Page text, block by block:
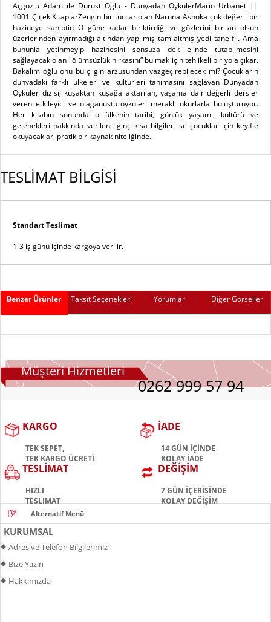
Açgözlü Adam ile Dürüst Oğlu - Dünyadan ÖykülerMario Urbanet ||
1001 Çiçek KitaplarZengin bir tüccar olan Naruna Ashoka çok değerli bir
hazineye sahiptir: O güne kadar biriktirdiği ve gözlerini bir an olsun
üzerlerinden ayırmadığı altından yapılmış tam altmış yedi tane fil. Ama
bununla yetinmeyip hazinesini sonsuza dek elinde tutabilmesini
sağlayacak olan "ölümsüzlük hırkasını” bulmak için tehlikeli bir yola çıkar.
Bakalım oğlu onu bu çılgın arzusundan vazgeçirebilecek mi? Çocukların
dünyadaki farklı ülkeleri ve kültürleri tanımasını sağlayan Dünyadan
Öyküler dizisi, kuşaktan kuşağa aktarılan, yaşama dair değerli dersler
veren etkileyici ve olağanüstü öyküleri meraklı okurlarla buluşturuyor.
Her kitabın sonunda o ülkenin tarihi, günlük yaşamı, kültürü ve
gelenekleri hakkında verilen ilginç kısa bilgiler ise çocuklar için keyifle
okuyacakları pratik bir kaynak niteliğinde.
TESLİMAT BİLGİSİ
Standart Teslimat
1-3 iş günü içinde kargoya verilir.
Benzer Ürünler Taksit Seçenekleri Yorumlar Diğer Görseller
Müşteri Hizmetleri
0262 999 57 94
KARGO
TEK SEPET,
TEK KARGO ÜCRETİ
İADE
14 GÜN İÇİNDE
KOLAY İADE
TESLİMAT
HIZLI
TESLIMAT
DEĞİŞİM
7 GÜN İÇERİSİNDE
KOLAY DEĞİŞİM
KURUMSAL
Adres ve Telefon Bilgilerimiz
Bize Yazın
Hakkımızda